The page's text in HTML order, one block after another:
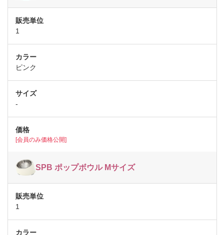
1
ピンク
-
[会員のみ価格公開]
SPB ポップボウル Mサイズ
1